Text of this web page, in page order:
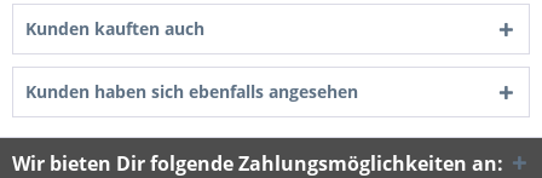
Kunden kauften auch
Kunden haben sich ebenfalls angesehen
Wir bieten Dir folgende Zahlungsmöglichkeiten an: